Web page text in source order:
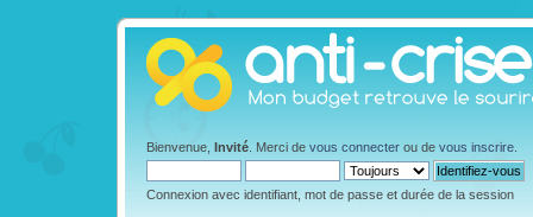
Bienvenue, Invité . Merci de vous connecter ou de vous inscrire
Connexion avec identifiant, mot de passe et durée de la session